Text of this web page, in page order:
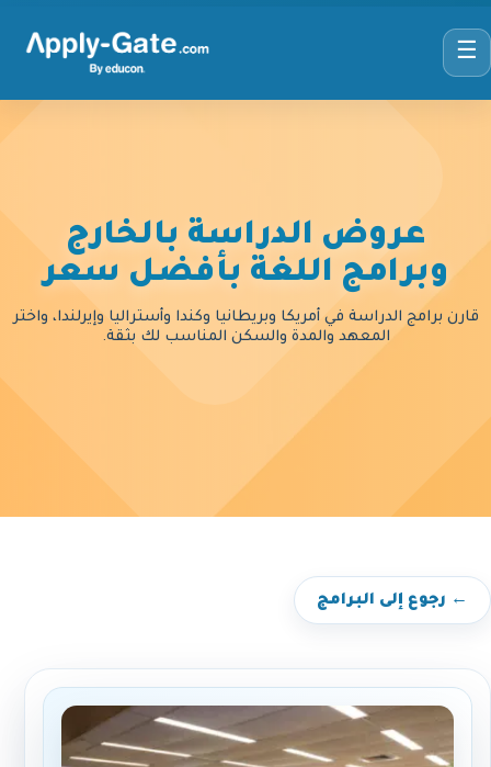
☰
عروض الدراسة بالخارج
وبرامج اللغة بأفضل سعر
قارن برامج الدراسة في أمريكا وبريطانيا وكندا وأستراليا وإيرلندا، واختر
المعهد والمدة والسكن المناسب لك بثقة.
← رجوع إلى البرامج